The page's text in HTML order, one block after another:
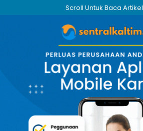
Scroll Untuk Baca Artikel